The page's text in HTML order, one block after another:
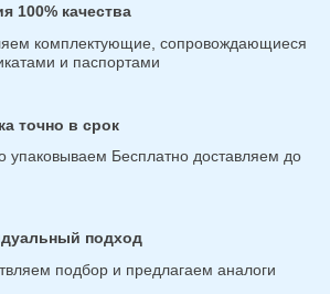
100% качества
комплектующие, сопровождающиеся
и паспортами
точно в срок
упаковываем Бесплатно доставляем до
подход
подбор и предлагаем аналоги